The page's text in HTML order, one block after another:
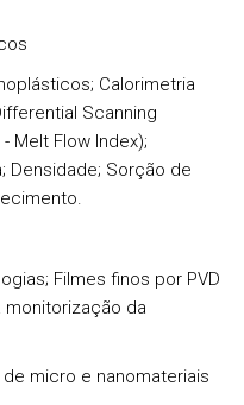
Calorimetria
Scanning
Melt Flow Index);
Densidade; Sorção de
Filmes finos por PVD
monitorização da
micro e nanomateriais